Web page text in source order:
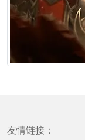
友情链接：